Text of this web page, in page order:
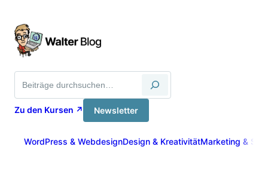
Inhalt
springen
Zu den Kursen ↗ Newsletter
WordPress & WebdesignDesign & KreativitätMarketing &